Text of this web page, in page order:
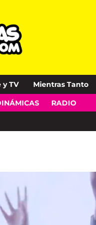
y TV Mientras Tanto
RADIO